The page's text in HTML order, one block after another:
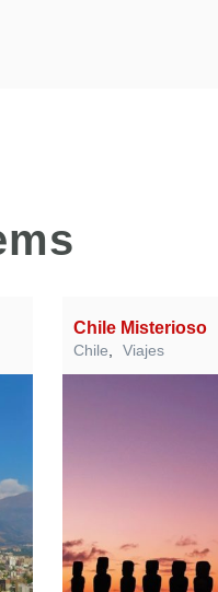
Chile Misterioso
Chile Viajes